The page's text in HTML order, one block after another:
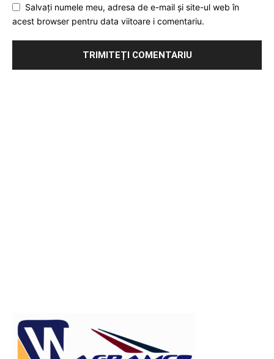
Salvați numele meu, adresa de e-mail și site-ul web în
acest browser pentru data viitoare i comentariu.